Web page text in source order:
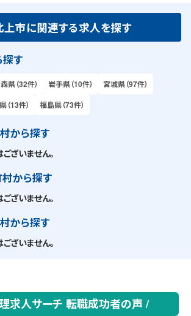
上市に関連する求人を探す
す
県（32件） 岩手県（10件）
宮城県（97件）
（13件） 福島県（73件）
から探す
ざいません。
から探す
ざいません。
から探す
ざいません。
求人サーチ 転職成功者の声 /